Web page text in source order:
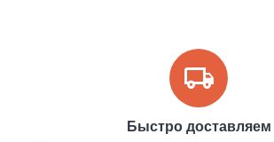
Быстро доставляем